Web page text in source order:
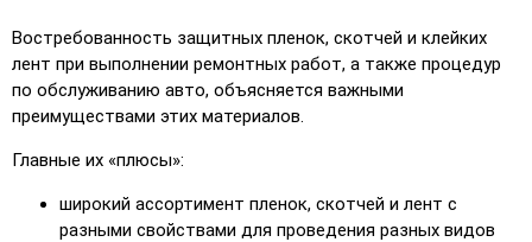
Востребованность защитных пленок, скотчей и клейких
лент при выполнении ремонтных работ, а также процедур
по обслуживанию авто, объясняется важными
преимуществами этих материалов.
Главные их «плюсы»:
широкий ассортимент пленок, скотчей и лент с
разными свойствами для проведения разных видов